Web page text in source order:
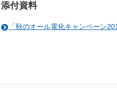
添付資料
「秋のオール電化キャンペーン